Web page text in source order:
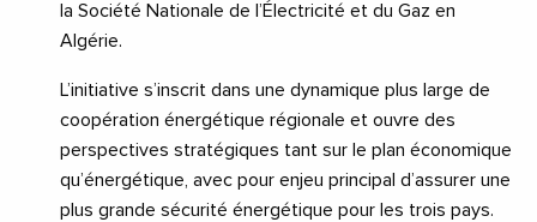
la Société Nationale de l’Électricité et du Gaz en
Algérie.
L’initiative s’inscrit dans une dynamique plus large de
coopération énergétique régionale et ouvre des
perspectives stratégiques tant sur le plan économique
qu’énergétique, avec pour enjeu principal d’assurer une
plus grande sécurité énergétique pour les trois pays.